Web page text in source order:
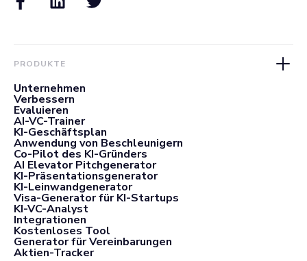
PRODUKTE
Unternehmen
Verbessern
Evaluieren
AI-VC-Trainer
KI-Geschäftsplan
Anwendung von Beschleunigern
Co-Pilot des KI-Gründers
AI Elevator Pitchgenerator
KI-Präsentationsgenerator
KI-Leinwandgenerator
Visa-Generator für KI-Startups
KI-VC-Analyst
Integrationen
Kostenloses Tool
Generator für Vereinbarungen
Aktien-Tracker